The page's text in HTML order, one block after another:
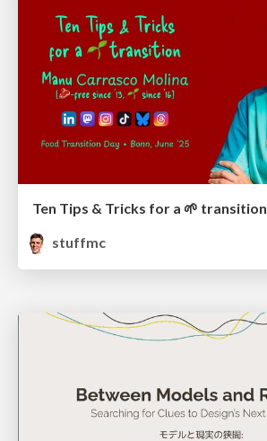
Ten Tips & Tricks for a 🌱 transition
stuffmc